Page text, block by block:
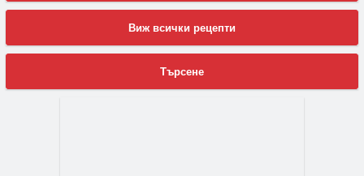
Виж всички рецепти
Търсене